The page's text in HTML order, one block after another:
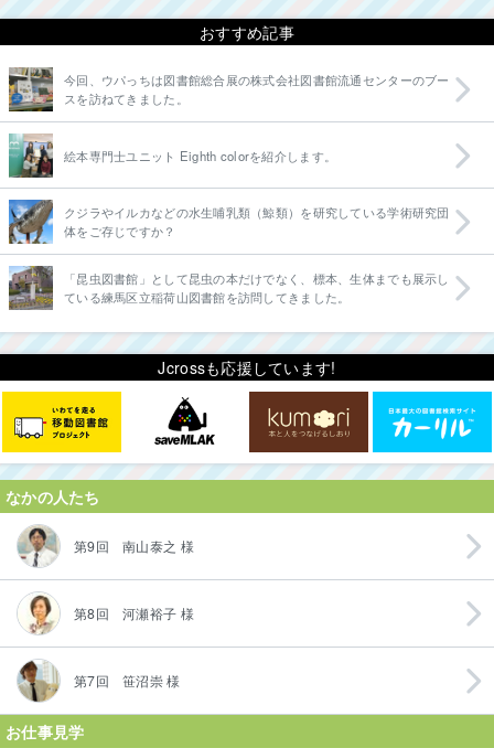
おすすめ記事
今回、ウパっちは図書館総合展の株式会社図書館流通センターのブー
スを訪ねてきました。
絵本専門士ユニット Eighth colorを紹介します。
クジラやイルカなどの水生哺乳類（鯨類）を研究している学術研究団
体をご存じですか？
「昆虫図書館」として昆虫の本だけでなく、標本、生体までも展示し
ている練馬区立稲荷山図書館を訪問してきました。
Jcrossも応援しています!
なかの人たち
第9回 南山泰之 様
第8回 河瀬裕子 様
第7回 笹沼崇 様
お仕事見学